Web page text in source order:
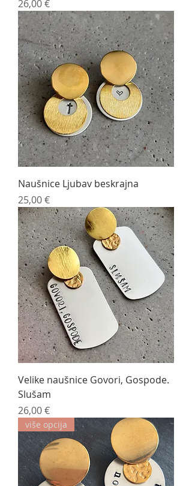
Cijena
26,00 €
Naušnice Ljubav beskrajna
Cijena
25,00 €
Velike naušnice Govori, Gospode.
Slušam
Cijena
26,00 €
više opcija